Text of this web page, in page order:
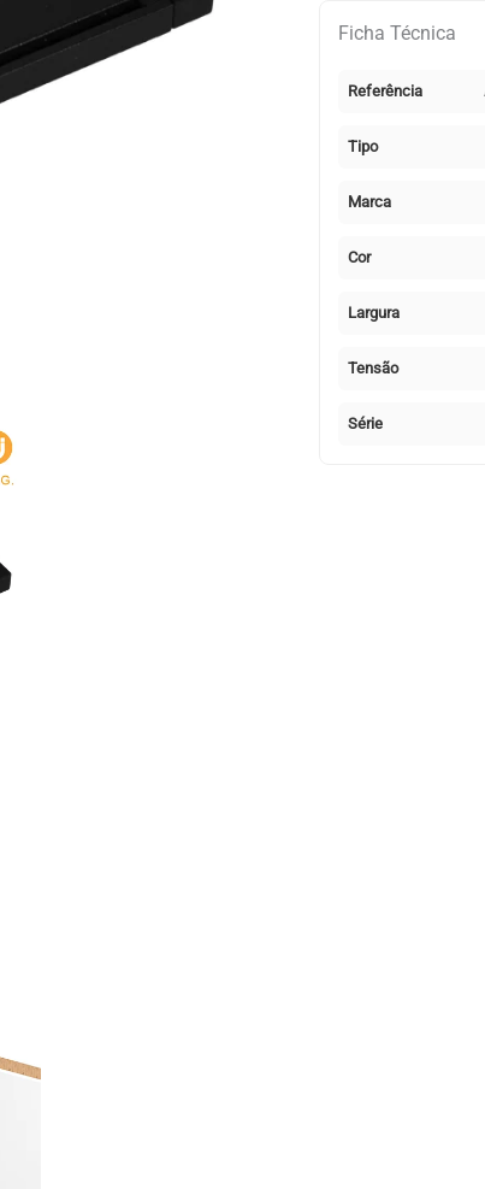
2m
condutores)
Ficha Técnica
Referência
Tipo
Marca
Cor
Largura
Tensão
Série